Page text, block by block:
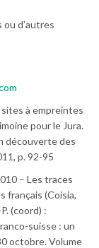
d’autres
sites à empreintes
pour le Jura.
découverte des
p. 92-95
– Les traces
français (Coisia,
(coord) :
suisse : un
octobre. Volume